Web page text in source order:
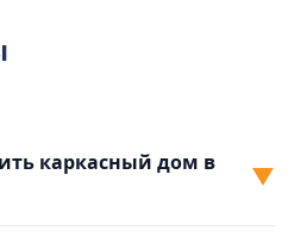
каркасный дом в
▼